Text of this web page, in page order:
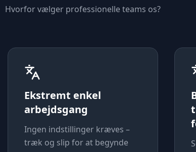
Hvorfor vælger professionelle teams os?
Ekstremt enkel
arbejdsgang
Ingen indstillinger kræves –
træk og slip for at begynde